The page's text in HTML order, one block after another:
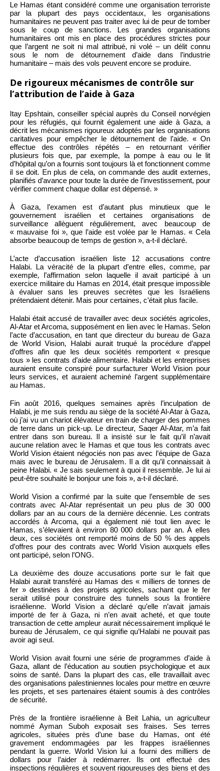
Le Hamas étant considéré comme une organisation terroriste
par la plupart des pays occidentaux, les organisations
humanitaires ne peuvent pas traiter avec lui de peur de tomber
sous le coup de sanctions. Les grandes organisations
humanitaires ont mis en place des procédures strictes pour
que l’argent ne soit ni mal attribué, ni volé – un délit connu
sous le nom de détournement d’aide dans l’industrie
humanitaire – mais des vols peuvent encore se produire.
De rigoureux mécanismes de contrôle sur
l’attribution de l’aide à Gaza
Itay Epshtain, conseiller spécial auprès du Conseil norvégien
pour les réfugiés, qui fournit également une aide à Gaza, a
décrit les mécanismes rigoureux adoptés par les organisations
caritatives pour empêcher le détournement de l’aide. « On
effectue des contrôles répétés – en retournant vérifier
plusieurs fois que, par exemple, la pompe à eau ou le lit
d’hôpital qu’on a fournis sont toujours là et fonctionnent comme
il se doit. En plus de cela, on commande des audit externes,
planifiés d’avance pour toute la durée de l’investissement, pour
vérifier comment chaque dollar est dépensé. »
À Gaza, l’examen est d’autant plus minutieux que le
gouvernement israélien et certaines organisations de
surveillance allèguent régulièrement, avec beaucoup de
« mauvaise foi », que l’aide est volée par le Hamas. « Cela
absorbe beaucoup de temps de gestion », a-t-il déclaré.
L’acte d’accusation israélien liste 12 accusations contre
Halabi. La véracité de la plupart d’entre elles, comme, par
exemple, l’affirmation selon laquelle il avait participé à un
exercice militaire du Hamas en 2014, était presque impossible
à évaluer sans les preuves secrètes que les Israéliens
prétendaient détenir. Mais pour certaines, c’était plus facile.
Halabi était accusé de travailler avec deux sociétés agricoles,
Al-Atar et Arcoma, supposément en lien avec le Hamas. Selon
l’acte d’accusation, en tant que directeur du bureau de Gaza
de World Vision, Halabi aurait truqué la procédure d’appel
d’offres afin que les deux sociétés remportent « presque
tous » les contrats d’aide alimentaire. Halabi et les entreprises
auraient ensuite conspiré pour surfacturer World Vision pour
leurs services, et auraient acheminé l’argent supplémentaire
au Hamas.
Fin août 2016, quelques semaines après l’inculpation de
Halabi, je me suis rendu au siège de la société Al-Atar à Gaza,
où j’ai vu un chariot élévateur en train de charger des pommes
de terre dans un pick-up. Le directeur, Saqer Al-Atar, m’a fait
entrer dans son bureau. Il a insisté sur le fait qu’il n’avait
aucune relation avec le Hamas et que tous les contrats avec
World Vision étaient négociés non pas avec l’équipe de Gaza
mais avec le bureau de Jérusalem. Il a dit qu’il connaissait à
peine Halabi. « Je sais seulement à quoi il ressemble. Je lui ai
peut-être souhaité le bonjour une fois », a-t-il déclaré.
World Vision a confirmé par la suite que l’ensemble de ses
contrats avec Al-Atar représentait un peu plus de 30 000
dollars par an au cours de la dernière décennie. Les contrats
accordés à Arcoma, qui a également nié tout lien avec le
Hamas, s’élevaient à environ 80 000 dollars par an. À elles
deux, ces sociétés ont remporté moins de 50 % des appels
d’offres pour des contrats avec World Vision auxquels elles
ont participé, selon l’ONG.
La deuxième des douze accusations porte sur le fait que
Halabi aurait transféré au Hamas des « milliers de tonnes de
fer » destinées à des projets agricoles, sachant que le fer
serait utilisé pour construire des tunnels sous la frontière
israélienne. World Vision a déclaré qu’elle n’avait jamais
importé de fer à Gaza, ni n’en avait acheté, et que toute
transaction de cette ampleur aurait nécessairement impliqué le
bureau de Jérusalem, ce qui signifie qu’Halabi ne pouvait pas
avoir agi seul.
World Vision avait fourni une série de programmes d’aide à
Gaza, allant de l’éducation au soutien psychologique et aux
soins de santé. Dans la plupart des cas, elle travaillait avec
des organisations palestiniennes locales pour mettre en œuvre
les projets, et ses partenaires étaient soumis à des contrôles
de sécurité.
Près de la frontière israélienne à Beit Lahia, un agriculteur
nommé Ayman Suboh exposait ses fraises. Ses terres
agricoles, situées près d’une base du Hamas, ont été
gravement endommagées par les frappes israéliennes
pendant la guerre. World Vision lui a fourni des milliers de
dollars pour l’aider à redémarrer. Ils ont effectué des
inspections régulières et souvent rigoureuses des biens et des